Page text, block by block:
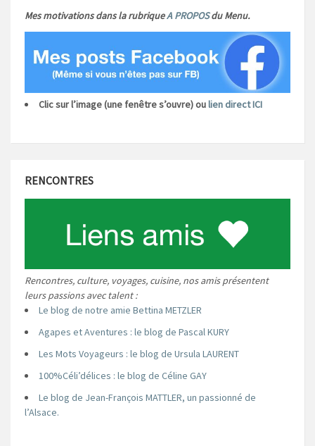
Mes motivations dans la rubriqueA PROPOSdu Menu.
Clic sur l’image (une fenêtre s’ouvre) oulien direct ICI
RENCONTRES
Rencontres, culture, voyages, cuisine, nos amis présentent
leurs passions avec talent :
Le blog de notre amie Bettina METZLER
Agapes et Aventures : le blog de Pascal KURY
Les Mots Voyageurs : le blog de Ursula LAURENT
100%Céli’délices : le blog de Céline GAY
Le blog de Jean-François MATTLER, un passionné de
l’Alsace.